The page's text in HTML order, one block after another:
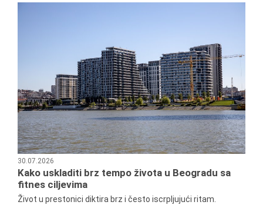
30.07.2026
Kako uskladiti brz tempo života u Beogradu sa
fitnes ciljevima
Život u prestonici diktira brz i često iscrpljujući ritam.